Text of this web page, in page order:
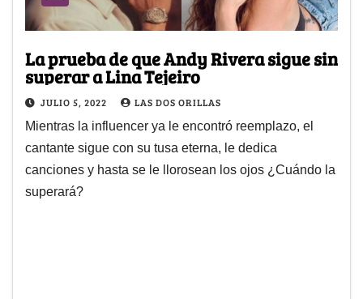
La prueba de que Andy Rivera sigue sin
superar a Lina Tejeiro
JULIO 5, 2022 LAS DOS ORILLAS
Mientras la influencer ya le encontró reemplazo, el
cantante sigue con su tusa eterna, le dedica
canciones y hasta se le llorosean los ojos ¿Cuándo la
superará?